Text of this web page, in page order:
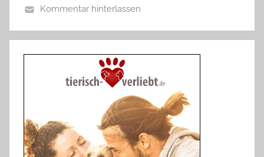
Kommentar hinterlassen